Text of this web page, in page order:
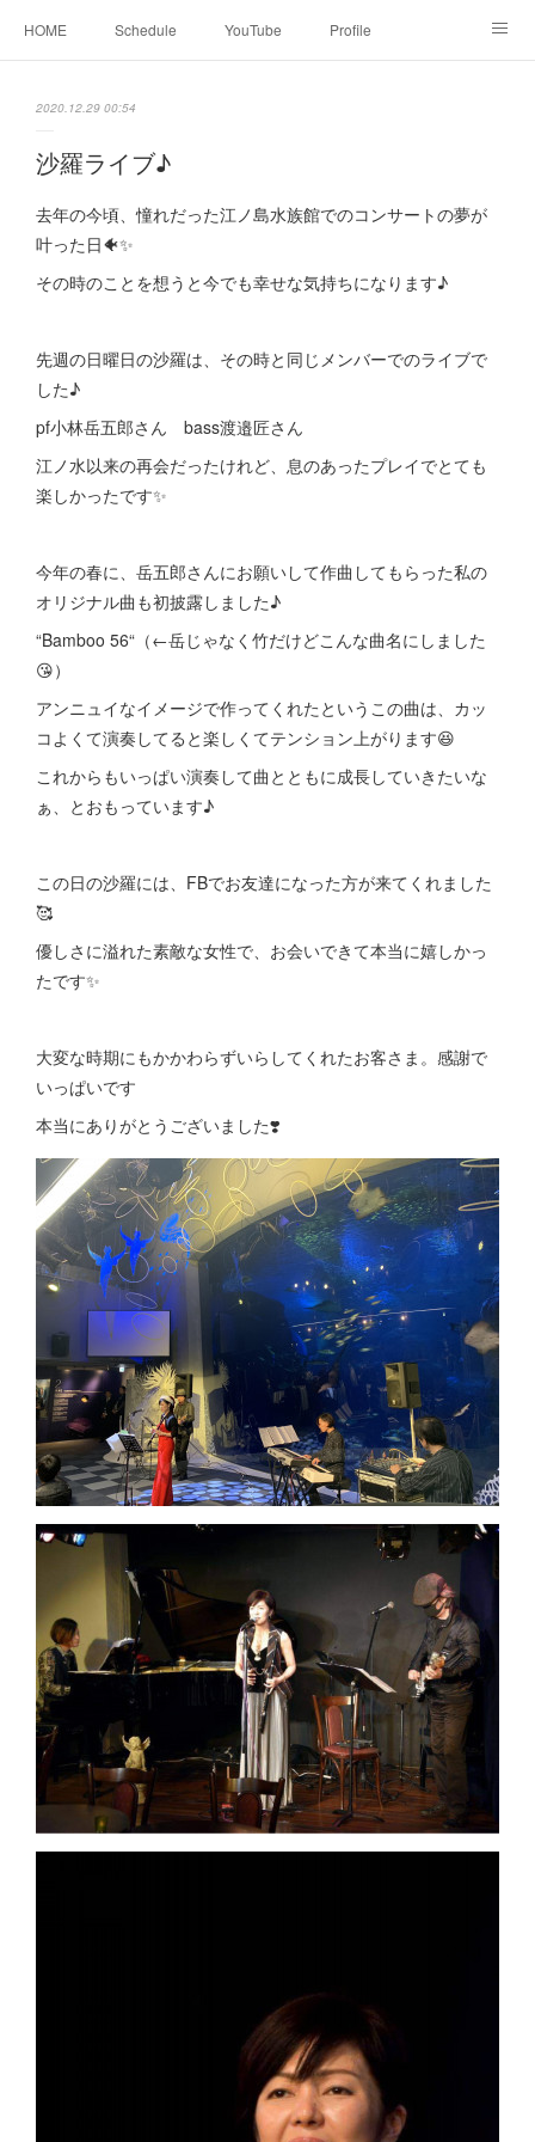
HOME Schedule YouTube Profile
2020.12.29 00:54
沙羅ライブ♪
去年の今頃、憧れだった江ノ島水族館でのコンサートの夢が
叶った日🐠✨
その時のことを想うと今でも幸せな気持ちになります♪
先週の日曜日の沙羅は、その時と同じメンバーでのライブで
した♪
pf小林岳五郎さん bass渡邉匠さん
江ノ水以来の再会だったけれど、息のあったプレイでとても
楽しかったです✨
今年の春に、岳五郎さんにお願いして作曲してもらった私の
オリジナル曲も初披露しました♪
“Bamboo 56“（←岳じゃなく竹だけどこんな曲名にしました
😘）
アンニュイなイメージで作ってくれたというこの曲は、カッ
コよくて演奏してると楽しくてテンション上がります😆
これからもいっぱい演奏して曲とともに成長していきたいな
ぁ、とおもっています♪
この日の沙羅には、FBでお友達になった方が来てくれました
🥰
優しさに溢れた素敵な女性で、お会いできて本当に嬉しかっ
たです✨
大変な時期にもかかわらずいらしてくれたお客さま。感謝で
いっぱいです
本当にありがとうございました❣️